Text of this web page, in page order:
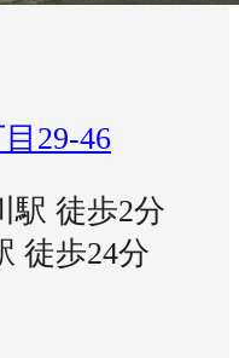
29-46
駅 徒歩2分
徒歩24分